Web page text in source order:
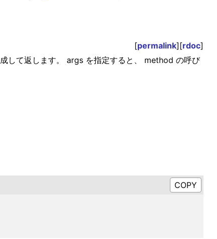
[permalink][rdoc]
して返します。 args を指定すると、 method の呼び